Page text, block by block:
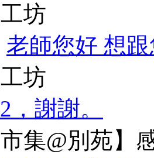
坊
老師您好 想
坊
，謝謝。
市集@別苑】